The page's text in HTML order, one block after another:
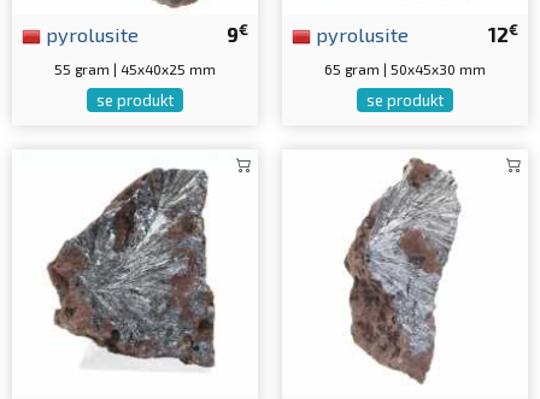
9€
pyrolusite
55 gram | 45x40x25 mm
se produkt
12€
pyrolusite
65 gram | 50x45x30 mm
se produkt